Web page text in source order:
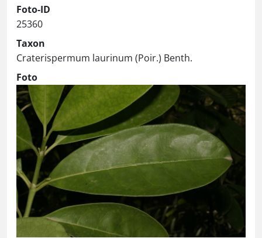
Foto-ID
25360
Taxon
Craterispermum laurinum (Poir.) Benth.
Foto